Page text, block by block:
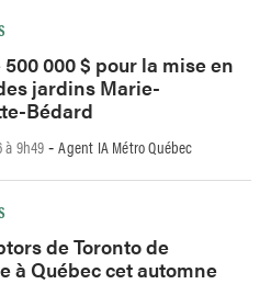
000 $ pour la mise en
jardins Marie-
Bédard
à 9h49 -Agent IA Métro Québec
de Toronto de
à Québec cet automne